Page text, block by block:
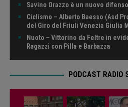
Savino Orazzo è un nuovo
Ciclismo – Alberto Baesso (Asd
del Giro del Friuli Venezia Giulia
Nuoto – Vittorino da Feltre in
Ragazzi con Pilla e Barbazza
PODCAST RADIO